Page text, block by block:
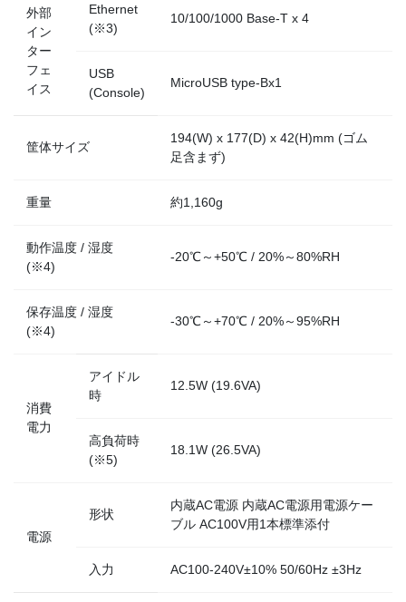
外部
イン
ター
フェ
イス
Ethernet
(※3)
10/100/1000 Base-T x 4
USB
(Console)
MicroUSB type-Bx1
筐体サイズ
194(W) x 177(D) x 42(H)mm (ゴム
足含まず)
重量 約1,160g
動作温度 / 湿度
(※4)
-20℃～+50℃ / 20%～80%RH
保存温度 / 湿度
(※4)
-30℃～+70℃ / 20%～95%RH
消費
電力
アイドル
時
12.5W (19.6VA)
高負荷時
(※5)
18.1W (26.5VA)
電源
形状
内蔵AC電源 内蔵AC電源用電源ケー
ブル AC100V用1本標準添付
入力 AC100-240V±10% 50/60Hz ±3Hz